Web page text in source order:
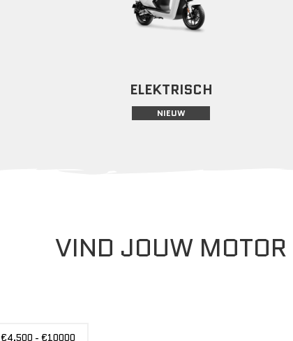
ELEKTRISCH
NIEUW
VIND JOUW MOTOR
€4.500 - €10000